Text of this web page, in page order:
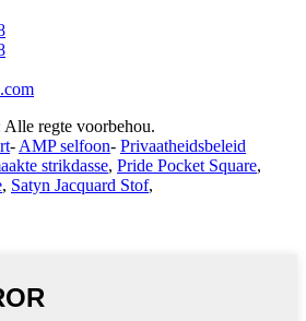
regte voorbehou.
- AMP selfoon- Privaatheidsbeleid
strikdasse, Pride Pocket Square,
, Satyn Jacquard Stof,